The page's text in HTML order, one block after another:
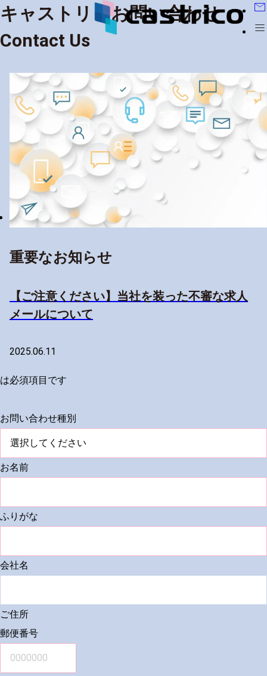
mail
menu
キャストリコお問い合わせ
Contact Us
重要なお知らせ
【ご注意ください】当社を装った不審な求人
メールについて
2025.06.11
は必須項目です
お問い合わせ種別
お名前
ふりがな
会社名
ご住所
郵便番号